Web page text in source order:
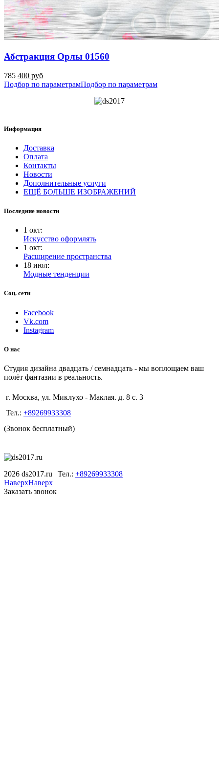
Абстракция Орлы 01560
785 400 руб
Подбор по параметрамПодбор по параметрам
Информация
Доставка
Оплата
Контакты
Новости
Дополнительные услуги
ЕЩЁ БОЛЬШЕ ИЗОБРАЖЕНИЙ
Последние новости
1 окт:
Искусство оформлять
1 окт:
Расширение пространства
18 июл:
Модные тенденции
Соц. сети
Facebook
Vk.com
Instagram
О нас
Студия дизайна двадцать / семнадцать - мы воплощаем ваш
полёт фантазии в реальность.
г. Москва, ул. Миклухо - Маклая. д. 8 с. 3
Тел.: +89269933308
(Звонок бесплатный)
2026 ds2017.ru | Тел.: +89269933308
НаверхНаверх
Заказать звонок